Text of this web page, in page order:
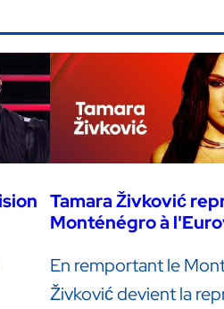
Tamara Živković
Monténégro à
En remportant le
Živković devient la